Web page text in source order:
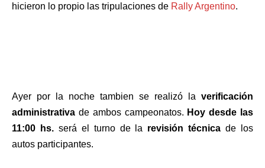
hicieron lo propio las tripulaciones de Rally Argentino.
Ayer por la noche tambien se realizó la verificación
administrativa de ambos campeonatos. Hoy desde las
11:00 hs.será el turno de la revisión técnica de los
autos participantes.